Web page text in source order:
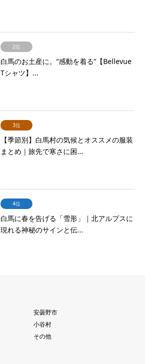
2位
白馬のお土産に。“感動を着る”【Bellevue
Tシャツ】...
3位
【季節別】白馬村の気候とオススメの服装
まとめ｜旅先で寒さに困...
4位
白馬に春を告げる「雪形」｜北アルプスに
現れる神秘のサインと伝...
安曇野市
小谷村
その他